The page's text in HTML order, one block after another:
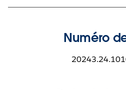
Numéro